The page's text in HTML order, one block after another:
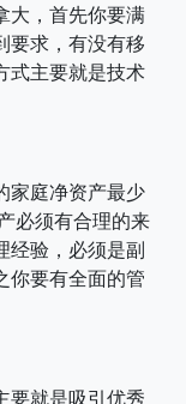
大，首先你要满
要求，有没有移
式主要就是技术
家庭净资产最少
必须有合理的来
经验，必须是副
你要有全面的管
要就是吸引优秀